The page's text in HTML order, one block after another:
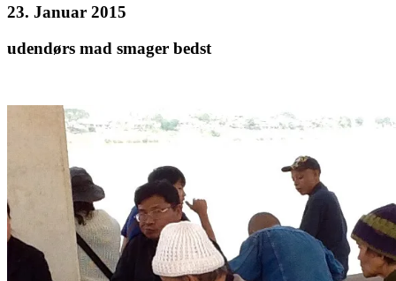
23. Januar 2015
udendørs mad smager bedst